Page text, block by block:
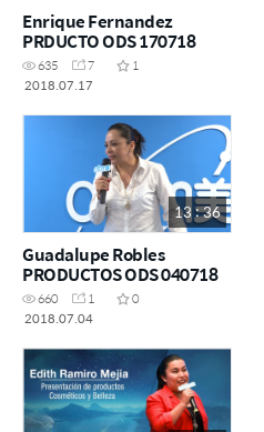
Enrique Fernandez
PRDUCTO ODS 170718
635 7
1
2018.07.17
13 : 36
Guadalupe Robles
PRODUCTOS ODS 040718
660 1
0
2018.07.04